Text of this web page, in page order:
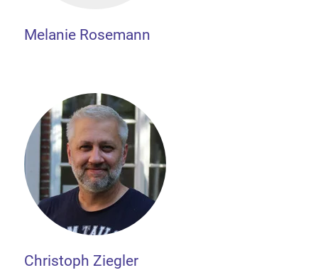
Melanie Rosemann
Christoph Ziegler